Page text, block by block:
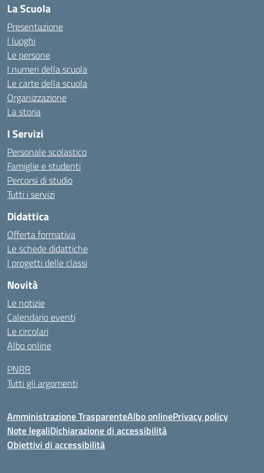
La Scuola
Presentazione
I luoghi
Le persone
I numeri della scuola
Le carte della scuola
Organizzazione
La storia
I Servizi
Personale scolastico
Famiglie e studenti
Percorsi di studio
Tutti i servizi
Didattica
Offerta formativa
Le schede didattiche
I progetti delle classi
Novità
Le notizie
Calendario eventi
Le circolari
Albo online
PNRR
Tutti gli argomenti
Amministrazione TrasparenteAlbo onlinePrivacy policy
Note legaliDichiarazione di accessibilità
Obiettivi di accessibilità